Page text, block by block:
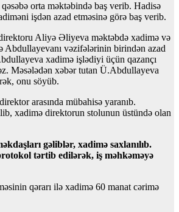
orta məktəbində baş verib. Hadisə
işdən azad etməsinə görə baş verib.
Aliyə Əliyeva məktəbdə xadimə və
Abdullayevanı vəzifələrinin birindən azad
xadimə işlədiyi üçün qazançı
Məsələdən xəbər tutan Ü.Abdullayeva
onu söyüb.
arasında mübahisə yaranıb.
xadimə direktorun stolunun üstündə olan
gəliblər, xadimə saxlanılıb.
tərtib edilərək, iş məhkəməyə
qərarı ilə xadimə 60 manat cərimə